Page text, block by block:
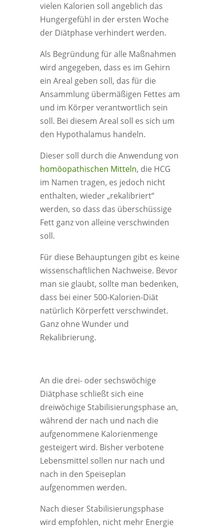
vielen Kalorien soll angeblich das
Hungergefühl in der ersten Woche
der Diätphase verhindert werden.
Als Begründung für alle Maßnahmen
wird angegeben, dass es im Gehirn
ein Areal geben soll, das für die
Ansammlung übermäßigen Fettes am
und im Körper verantwortlich sein
soll. Bei diesem Areal soll es sich um
den Hypothalamus handeln.
Dieser soll durch die Anwendung von
homöopathischen Mitteln, die HCG
im Namen tragen, es jedoch nicht
enthalten, wieder „rekalibriert“
werden, so dass das überschüssige
Fett ganz von alleine verschwinden
soll.
Für diese Behauptungen gibt es keine
wissenschaftlichen Nachweise. Bevor
man sie glaubt, sollte man bedenken,
dass bei einer 500-Kalorien-Diät
natürlich Körperfett verschwindet.
Ganz ohne Wunder und
Rekalibrierung.
An die drei- oder sechswöchige
Diätphase schließt sich eine
dreiwöchige Stabilisierungsphase an,
während der nach und nach die
aufgenommene Kalorienmenge
gesteigert wird. Bisher verbotene
Lebensmittel sollen nur nach und
nach in den Speiseplan
aufgenommen werden.
Nach dieser Stabilisierungsphase
wird empfohlen, nicht mehr Energie